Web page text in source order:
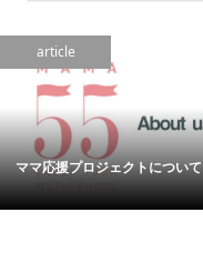
article
ママ応援プロジェクトについて